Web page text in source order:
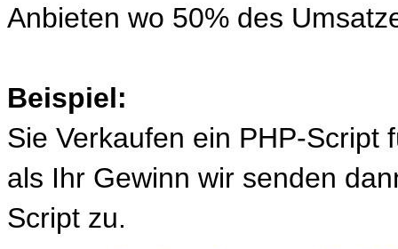
Anbieten wo 50% des
Beispiel:
Sie Verkaufen ein PHP-Script
als Ihr Gewinn wir senden
Script zu.